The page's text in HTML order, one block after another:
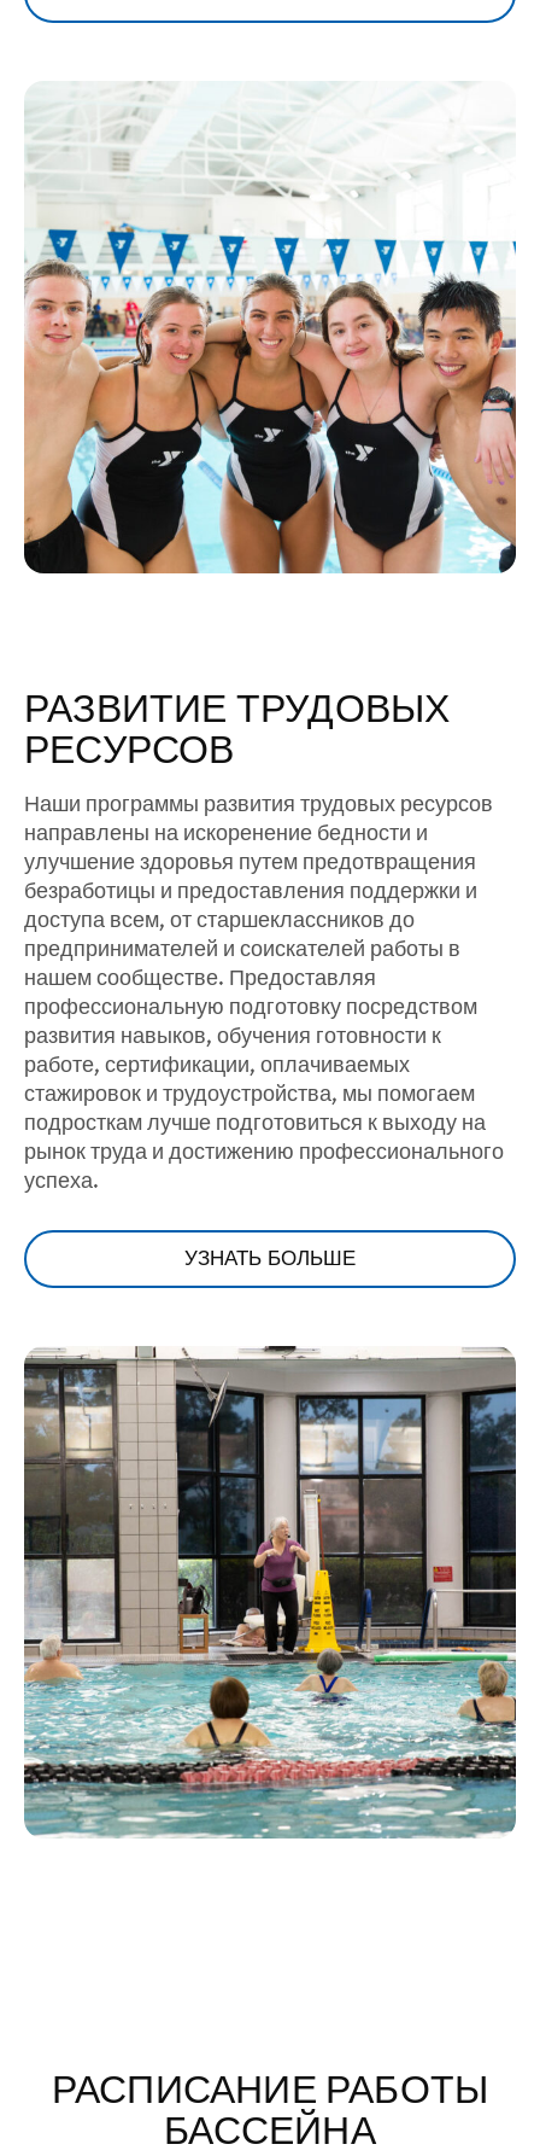
РАЗВИТИЕ ТРУДОВЫХ
РЕСУРСОВ
Наши программы развития трудовых ресурсов
направлены на искоренение бедности и
улучшение здоровья путем предотвращения
безработицы и предоставления поддержки и
доступа всем, от старшеклассников до
предпринимателей и соискателей работы в
нашем сообществе. Предоставляя
профессиональную подготовку посредством
развития навыков, обучения готовности к
работе, сертификации, оплачиваемых
стажировок и трудоустройства, мы помогаем
подросткам лучше подготовиться к выходу на
рынок труда и достижению профессионального
успеха.
УЗНАТЬ БОЛЬШЕ
РАСПИСАНИЕ РАБОТЫ
БАССЕЙНА